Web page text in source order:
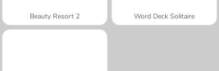
Beauty Resort 2 Word Deck Solitaire